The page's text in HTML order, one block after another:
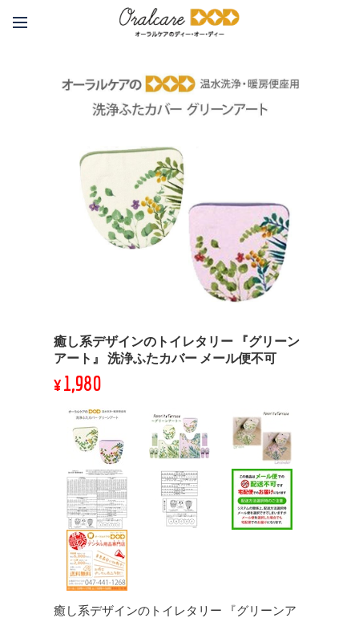
癒し系デザインのトイレタリー 『グリーン
アート』 洗浄ふたカバー メール便不可
¥1,980
癒し系デザインのトイレタリー 『グリーンア